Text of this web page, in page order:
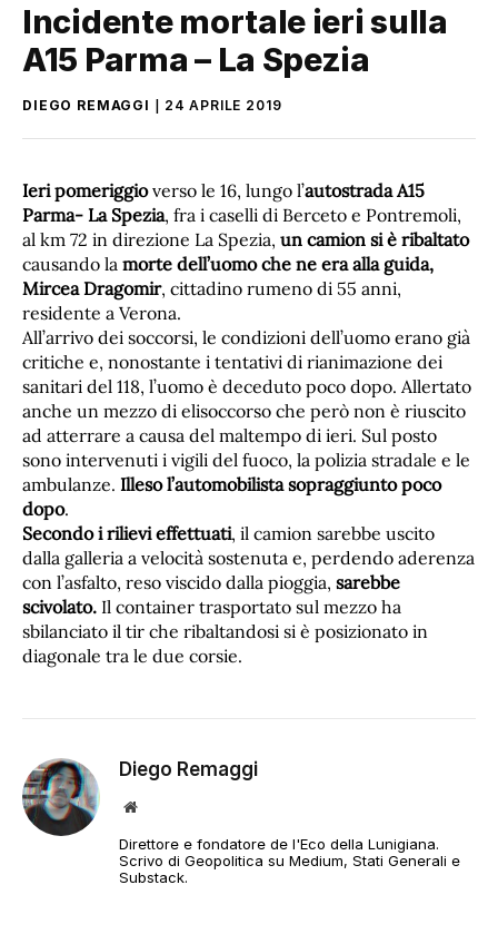
Incidente mortale ieri sulla
A15 Parma – La Spezia
DIEGO REMAGGI 24 APRILE 2019
Ieri pomeriggioverso le 16, lungo l’autostrada A15
Parma- La Spezia, fra i caselli di Berceto e Pontremoli,
al km 72 in direzione La Spezia, un camion si è ribaltato
causando la morte dell’uomo che ne era alla guida,
Mircea Dragomir, cittadino rumeno di 55 anni,
residente a Verona.
All’arrivo dei soccorsi, le condizioni dell’uomo erano già
critiche e, nonostante i tentativi di rianimazione dei
sanitari del 118, l’uomo è deceduto poco dopo. Allertato
anche un mezzo di elisoccorso che però non è riuscito
ad atterrare a causa del maltempo di ieri. Sul posto
sono intervenuti i vigili del fuoco, la polizia stradale e le
ambulanze. Illeso l’automobilista sopraggiunto poco
dopo.
Secondo i rilievi effettuati, il camion sarebbe uscito
dalla galleria a velocità sostenuta e, perdendo aderenza
con l’asfalto, reso viscido dalla pioggia, sarebbe
scivolato. Il container trasportato sul mezzo ha
sbilanciato il tir che ribaltandosi si è posizionato in
diagonale tra le due corsie.
Diego Remaggi
Sito
Direttore e fondatore de l'Eco della Lunigiana.
Scrivo di Geopolitica su Medium, Stati Generali e
Substack.